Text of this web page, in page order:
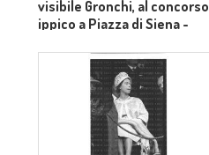
visibile Gronchi, al concorso
ippico a Piazza di Siena -